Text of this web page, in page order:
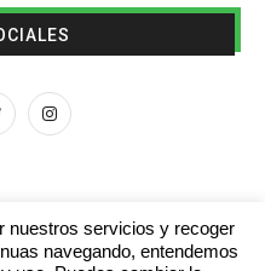
nuestros servicios y recoger
navegando, entendemos